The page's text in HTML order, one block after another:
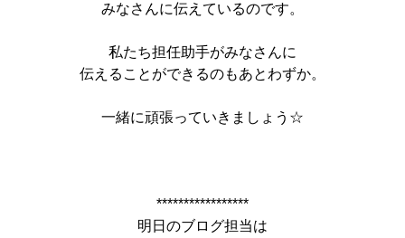
みなさんに伝えているのです。
私たち担任助手がみなさんに
伝えることができるのもあとわずか。
一緒に頑張っていきましょう☆
*****************
明日のブログ担当は